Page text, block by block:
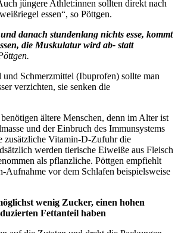
jüngere Athlet:innen sollten direkt nach
essen“, so Pöttgen.
danach stundenlang nichts esse, kommt
die Muskulatur wird ab- statt
Schmerzmittel (Ibuprofen) sollte man
verzichten, sie senken die
ältere Menschen, denn im Alter ist
und der Einbruch des Immunsystems
zusätzliche Vitamin-D-Zufuhr die
werden tierische Eiweiße aus Fleisch
als pflanzliche. Pöttgen empfiehlt
Aufnahme vor dem Schlafen beispielsweise
wenig Zucker, einen hohen
Fettanteil haben